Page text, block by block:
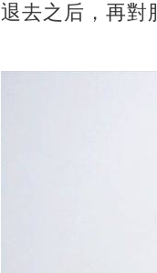
退去之后，再對